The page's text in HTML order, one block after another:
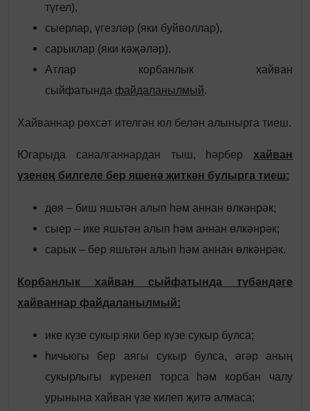
түгел),
сыерлар, үгезләр (яки буйволлар),
сарыклар (яки кәҗәләр).
Атлар корбанлык хайван
сыйфатында файдаланылмый.
Хайваннар рөхсәт ителгән юл белән алынырга тиеш.
Югарыда саналганнардан тыш, һәрбер хайван
үзенең билгеле бер яшенә җиткән булырга тиеш:
дөя – биш яшьтән алып һәм аннан өлкәнрәк;
сыер – ике яшьтән алып һәм аннан өлкәнрәк;
сарык – бер яшьтән алып һәм аннан өлкәнрәк.
Корбанлык хайван сыйфатында түбәндәге
хайваннар файдаланылмый:
ике күзе сукыр яки бер күзе сукыр булса;
һичьюгы бер аягы сукыр булса, әгәр аның
сукырлыгы күренеп торса һәм корбан чалу
урынына хайван үзе килеп җитә алмаса;